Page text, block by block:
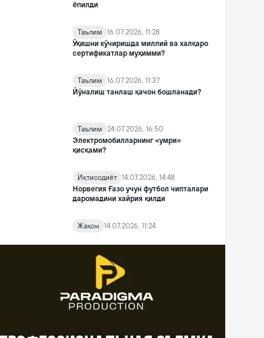
ёпилди
Таълим
16.07.2026, 11:28
Ўқишни кўчиришда миллий ва халқаро
сертификатлар муҳимми?
Таълим
16.07.2026, 11:37
Йўналиш танлаш қачон бошланади?
Таълим
24.07.2026, 16:50
Электромобилларнинг «умри»
қисқами?
Иқтисодиёт 14.07.2026, 14:48
Норвегия Ғазо учун футбол чипталари
даромадини хайрия қилди
Жаҳон 14.07.2026, 11:24